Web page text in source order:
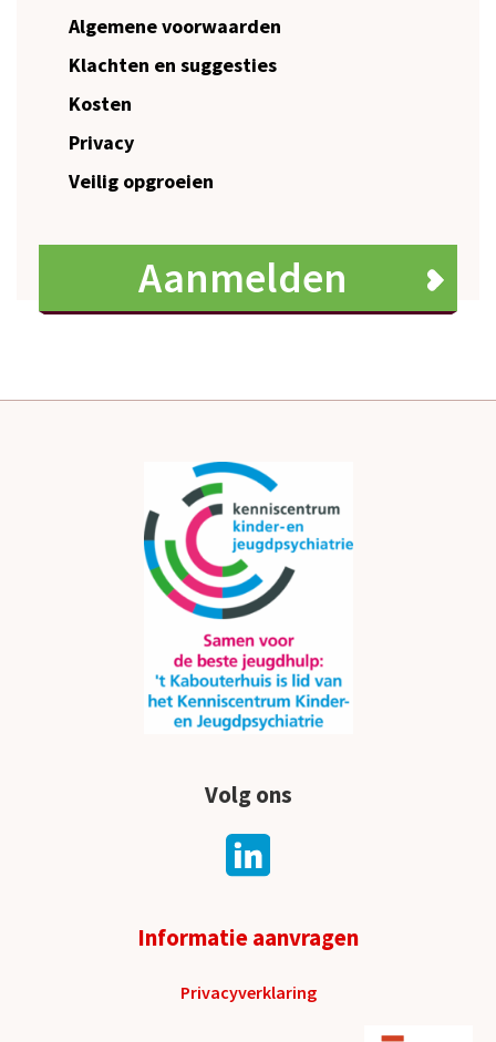
Algemene voorwaarden
Klachten en suggesties
Kosten
Privacy
Veilig opgroeien
Aanmelden
Volg ons
Informatie aanvragen
Privacyverklaring